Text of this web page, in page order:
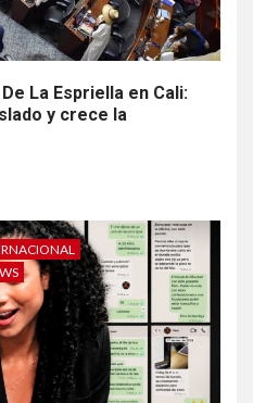
La Espriella en Cali:
y crece la